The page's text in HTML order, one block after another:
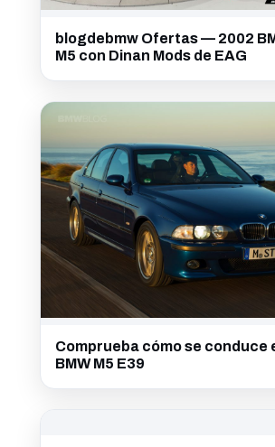
blogdebmw Ofertas — 2002
M5 con Dinan Mods de EAG
Comprueba cómo se conduce
BMW M5 E39